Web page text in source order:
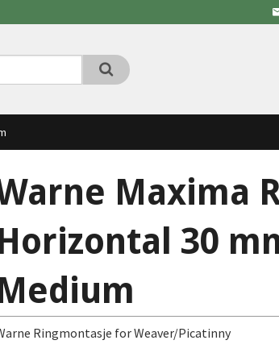
Maxima
30
Ringmontasje for Weaver/Picatinny